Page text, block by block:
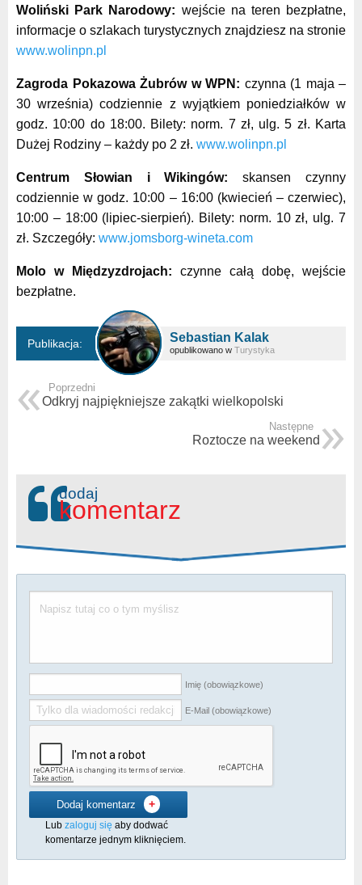
Woliński Park Narodowy: wejście na teren bezpłatne,
informacje o szlakach turystycznych znajdziesz na stronie
www.wolinpn.pl
Zagroda Pokazowa Żubrów w WPN: czynna (1 maja –
30 września) codziennie z wyjątkiem poniedziałków w
godz. 10:00 do 18:00. Bilety: norm. 7 zł, ulg. 5 zł. Karta
Dużej Rodziny – każdy po 2 zł. www.wolinpn.pl
Centrum Słowian i Wikingów: skansen czynny
codziennie w godz. 10:00 – 16:00 (kwiecień – czerwiec),
10:00 – 18:00 (lipiec-sierpień). Bilety: norm. 10 zł, ulg. 7
zł. Szczegóły: www.jomsborg-wineta.com
Molo w Międzyzdrojach: czynne całą dobę, wejście
bezpłatne.
Publikacja: Sebastian Kalak
opublikowano w Turystyka
Poprzedni
Odkryj najpiękniejsze zakątki wielkopolski
Następne
Roztocze na weekend
dodaj
komentarz
Imię (obowiązkowe)
E-Mail (obowiązkowe)
Dodaj komentarz +
Lub zaloguj się aby dodwać
komentarze jednym kliknięciem.